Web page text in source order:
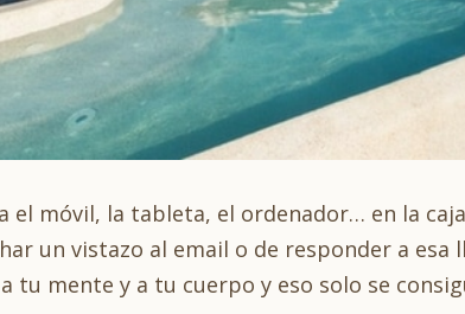
el móvil, la tableta, el ordenador… en la
un vistazo al email o de responder a esa
tu mente y a tu cuerpo y eso solo se